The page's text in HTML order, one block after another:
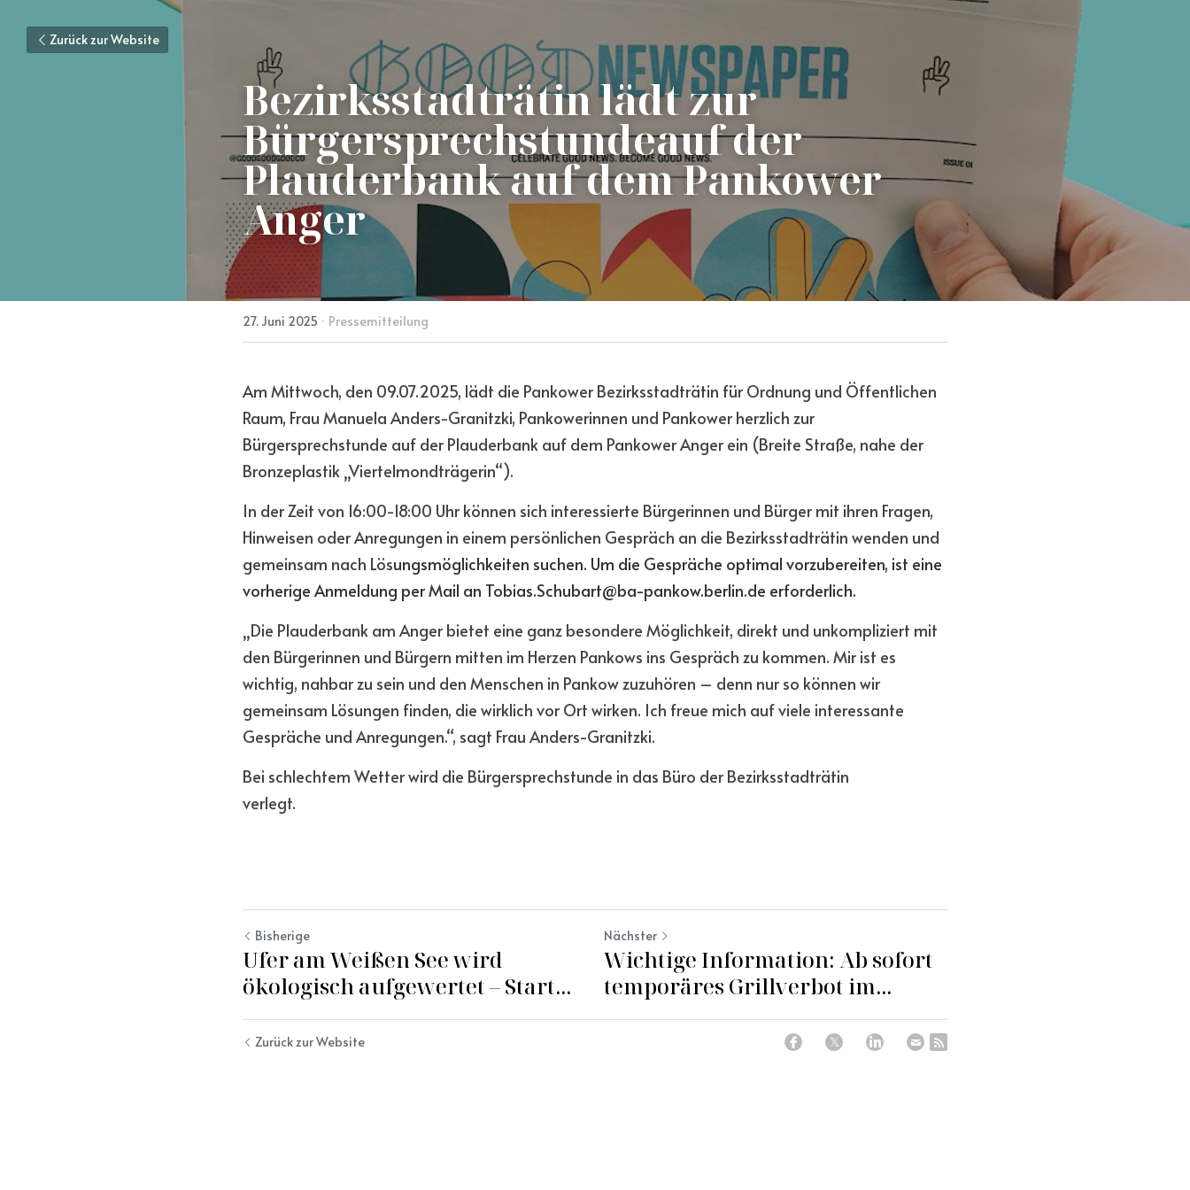
Zurück zur Website
Bezirksstadträtin lädt zur
Bürgersprechstundeauf der
Plauderbank auf dem Pankower
Anger
27. Juni 2025 · Pressemitteilung
Am Mittwoch, den 09.07.2025, lädt die Pankower Bezirksstadträtin für Ordnung und Öffentlichen
Raum, Frau Manuela Anders-Granitzki, Pankowerinnen und Pankower herzlich zur
Bürgersprechstunde auf der Plauderbank auf dem Pankower Anger ein (Breite Straße, nahe der
Bronzeplastik „Viertelmondträgerin“).
In der Zeit von 16:00-18:00 Uhr können sich interessierte Bürgerinnen und Bürger mit ihren Fragen,
Hinweisen oder Anregungen in einem persönlichen Gespräch an die Bezirksstadträtin wenden und
gemeinsam nach Lösungsmöglichkeiten suchen. Um die Gespräche optimal vorzubereiten, ist eine
vorherige Anmeldung per Mail an Tobias.Schubart@ba-pankow.berlin.de erforderlich.
„Die Plauderbank am Anger bietet eine ganz besondere Möglichkeit, direkt und unkompliziert mit
den Bürgerinnen und Bürgern mitten im Herzen Pankows ins Gespräch zu kommen. Mir ist es
wichtig, nahbar zu sein und den Menschen in Pankow zuzuhören – denn nur so können wir
gemeinsam Lösungen finden, die wirklich vor Ort wirken. Ich freue mich auf viele interessante
Gespräche und Anregungen.“, sagt Frau Anders-Granitzki.
Bei schlechtem Wetter wird die Bürgersprechstunde in das Büro der Bezirksstadträtin
verlegt.
Bisherige
Ufer am Weißen See wird
ökologisch aufgewertet – Start...
Nächster
Wichtige Information: Ab sofort
temporäres Grillverbot im...
Zurück zur Website